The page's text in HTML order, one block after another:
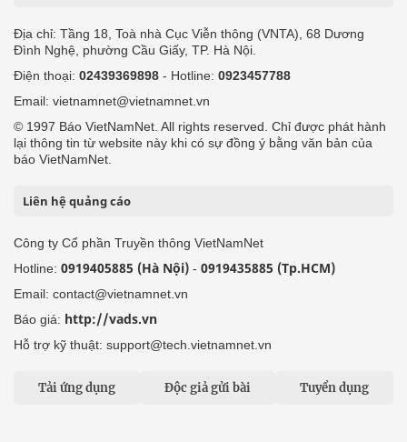
Địa chỉ: Tầng 18, Toà nhà Cục Viễn thông (VNTA), 68 Dương
Đình Nghệ, phường Cầu Giấy, TP. Hà Nội.
Điện thoại: 02439369898 - Hotline: 0923457788
Email: vietnamnet@vietnamnet.vn
© 1997 Báo VietNamNet. All rights reserved. Chỉ được phát hành
lại thông tin từ website này khi có sự đồng ý bằng văn bản của
báo VietNamNet.
Liên hệ quảng cáo
Công ty Cổ phần Truyền thông VietNamNet
Hotline: 0919405885 (Hà Nội) - 0919435885 (Tp.HCM)
Email: contact@vietnamnet.vn
Báo giá: http://vads.vn
Hỗ trợ kỹ thuật: support@tech.vietnamnet.vn
Tải ứng dụng Độc giả gửi bài Tuyển dụng